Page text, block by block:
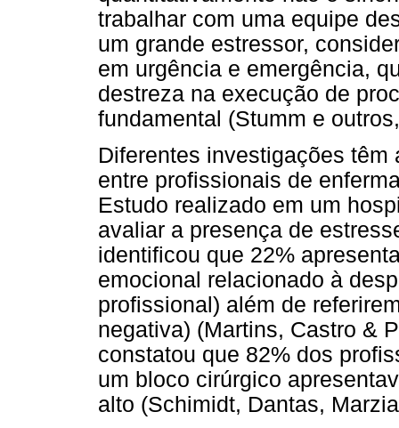
trabalhar com uma equipe
um grande estressor,
em urgência e emergência,
destreza na execução de
fundamental (Stumm e
Diferentes investigações
entre profissionais de
Estudo realizado em um
avaliar a presença de
identificou que 22%
emocional relacionado à
profissional) além de
negativa) (Martins, Castro &
constatou que 82% dos
um bloco cirúrgico
alto (Schimidt, Dantas,